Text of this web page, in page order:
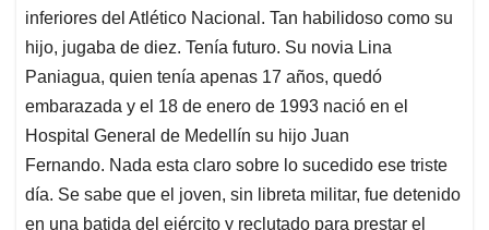
inferiores del Atlético Nacional. Tan habilidoso como su
hijo, jugaba de diez. Tenía futuro. Su novia Lina
Paniagua, quien tenía apenas 17 años, quedó
embarazada y el 18 de enero de 1993 nació en el
Hospital General de Medellín su hijo Juan
Fernando. Nada esta claro sobre lo sucedido ese triste
día. Se sabe que el joven, sin libreta militar, fue detenido
en una batida del ejército y reclutado para prestar el